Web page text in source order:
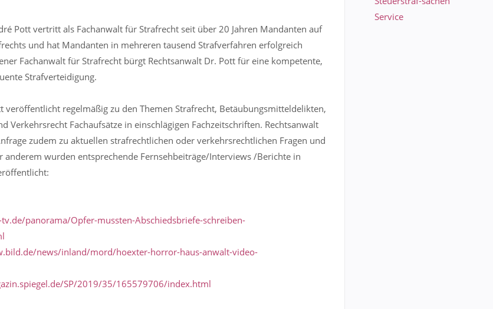
Pott vertritt als Fachanwalt für Strafrecht seit über 20 Jahren Mandanten auf
und hat Mandanten in mehreren tausend Strafverfahren erfolgreich
Fachanwalt für Strafrecht bürgt Rechtsanwalt Dr. Pott für eine kompetente,
Strafverteidigung.
veröffentlicht regelmäßig zu den Themen Strafrecht, Betäubungsmitteldelikten,
Verkehrsrecht Fachaufsätze in einschlägigen Fachzeitschriften. Rechtsanwalt
zudem zu aktuellen strafrechtlichen oder verkehrsrechtlichen Fragen und
anderem wurden entsprechende Fernsehbeiträge/Interviews /Berichte in
panorama/Opfer-mussten-Abschiedsbriefe-schreiben-
news/inland/mord/hoexter-horror-haus-anwalt-video-
SP/2019/35/165579706/index.html
Service